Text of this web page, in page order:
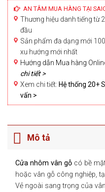
AN TÂM MUA HÀNG TẠI
Thương hiệu danh tiếng từ
đầu
Sản phẩm đa dạng mới
xu hướng mới nhất
Hướng dẫn Mua hàng
chi tiết >
Xem chi tiết: Hệ thống 20+
vấn >
Mô tả
Cửa nhôm vân gỗ có bề
hoặc vân gỗ công nghiệp,
Vẻ ngoài sang trọng của